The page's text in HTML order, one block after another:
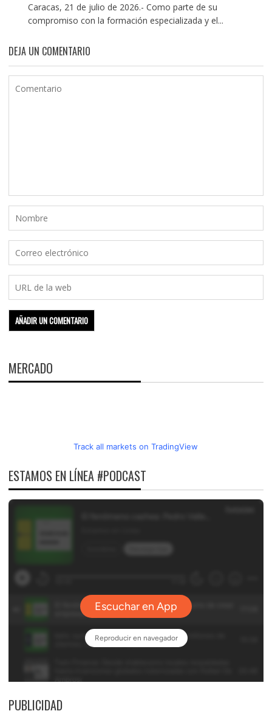
Caracas, 21 de julio de 2026.- Como parte de su
compromiso con la formación especializada y el...
DEJA UN COMENTARIO
MERCADO
Track all markets on TradingView
ESTAMOS EN LÍNEA #PODCAST
PUBLICIDAD